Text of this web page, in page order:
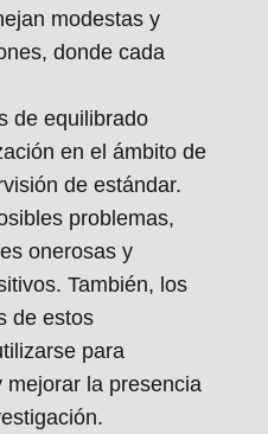
modestas y
donde cada
de equilibrado
en el ámbito de
de estándar.
problemas,
onerosas y
También, los
de estos
para
mejorar la presencia